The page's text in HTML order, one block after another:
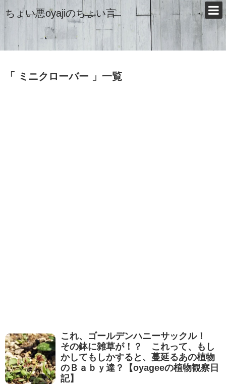
ちょい悪oyajiのちょい言
「 ミニクローバー 」一覧
これ、ゴールデンハニーサックル！
その鉢に雑草が！？ これって、もし
かしてもしかすると、蔓延るあの植物
のＢａｂｙ達？【oyageeの植物観察日
記】